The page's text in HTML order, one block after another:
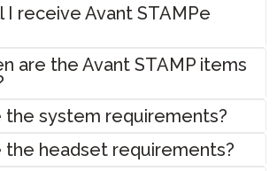
I receive Avant STAMPe
are the Avant STAMP items
the system requirements?
the headset requirements?